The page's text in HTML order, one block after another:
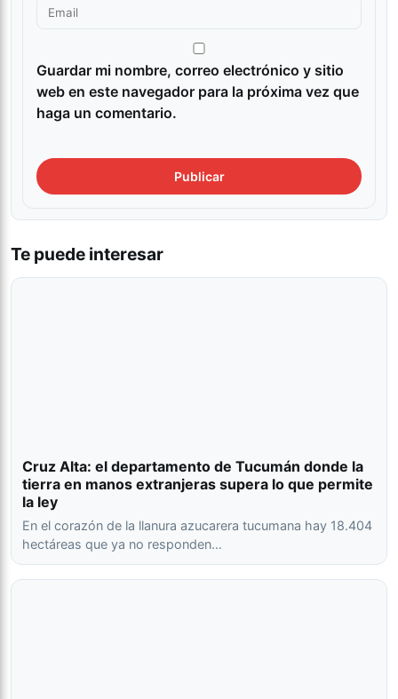
Guardar mi nombre, correo electrónico y sitio
web en este navegador para la próxima vez que
haga un comentario.
Te puede interesar
Cruz Alta: el departamento de Tucumán donde la
tierra en manos extranjeras supera lo que permite
la ley
En el corazón de la llanura azucarera tucumana hay 18.404
hectáreas que ya no responden…